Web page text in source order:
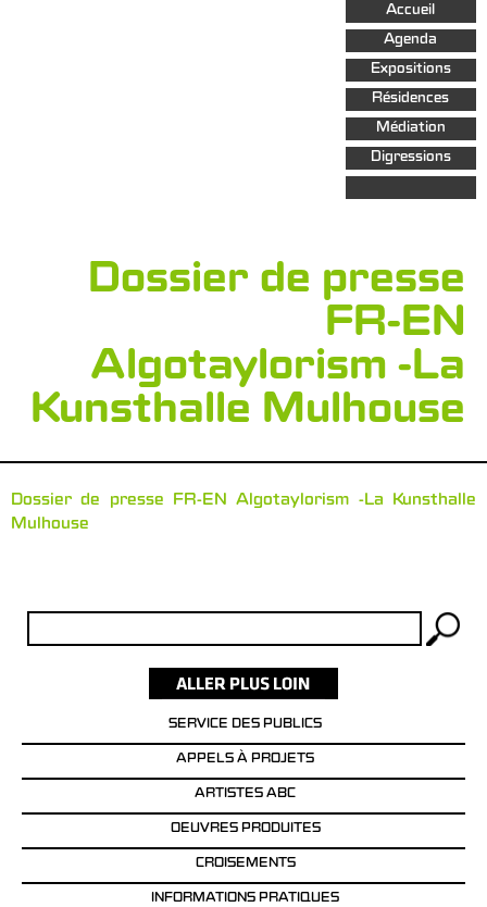
Aller au
contenu
principal
Accueil
Agenda
Expositions
Résidences
Médiation
Digressions
Dossier de presse
FR-EN
Algotaylorism -La
Kunsthalle Mulhouse
Dossier de presse FR-EN Algotaylorism -La Kunsthalle
Mulhouse
SERVICE DES PUBLICS
APPELS À PROJETS
ARTISTES ABC
OEUVRES PRODUITES
CROISEMENTS
INFORMATIONS PRATIQUES